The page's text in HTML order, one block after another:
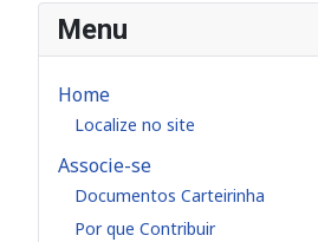
Menu
Home
Localize no site
Associe-se
Documentos Carteirinha
Por que Contribuir